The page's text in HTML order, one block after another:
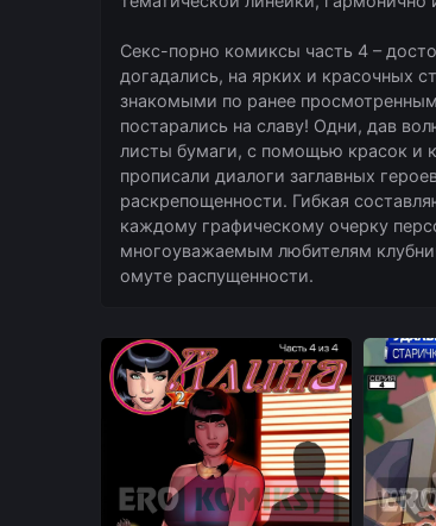
Секс-порно комиксы часть 4 –
догадались, на ярких и красочных
знакомыми по ранее
постарались на славу! Одни, дав
листы бумаги, с помощью красок и
прописали диалоги заглавных
раскрепощенности. Гибкая
каждому графическому очерку
многоуважаемым любителям
омуте распущенности.